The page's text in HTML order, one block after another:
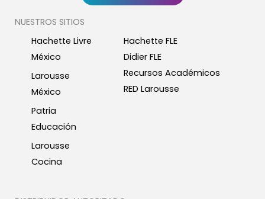
NUESTROS SITIOS
Hachette Livre
México
Larousse
México
Patria
Educación
Larousse
Cocina
Hachette FLE
Didier FLE
Recursos Académicos
RED Larousse